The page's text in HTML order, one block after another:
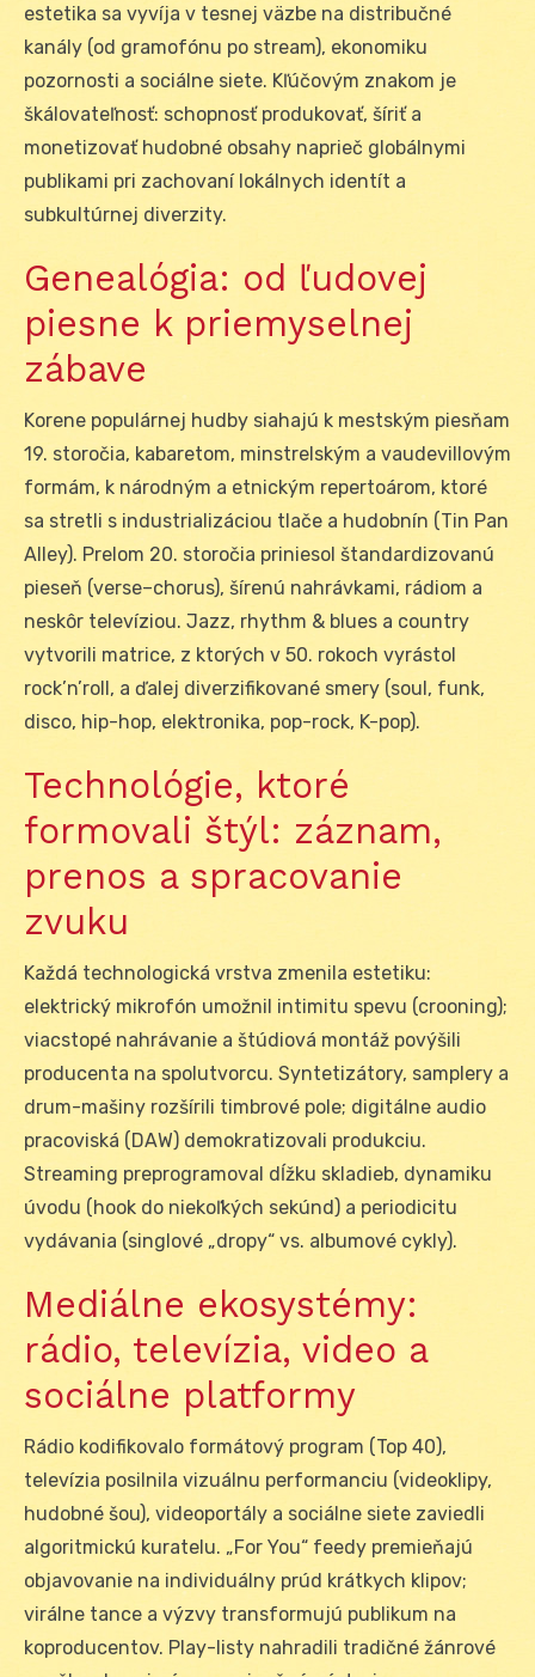
estetika sa vyvíja v tesnej väzbe na distribučné
kanály (od gramofónu po stream), ekonomiku
pozornosti a sociálne siete. Kľúčovým znakom je
škálovateľnosť: schopnosť produkovať, šíriť a
monetizovať hudobné obsahy naprieč globálnymi
publikami pri zachovaní lokálnych identít a
subkultúrnej diverzity.
Genealógia: od ľudovej
piesne k priemyselnej
zábave
Korene populárnej hudby siahajú k mestským piesňam
19. storočia, kabaretom, minstrelským a vaudevillovým
formám, k národným a etnickým repertoárom, ktoré
sa stretli s industrializáciou tlače a hudobnín (Tin Pan
Alley). Prelom 20. storočia priniesol štandardizovanú
pieseň (verse–chorus), šírenú nahrávkami, rádiom a
neskôr televíziou. Jazz, rhythm & blues a country
vytvorili matrice, z ktorých v 50. rokoch vyrástol
rock’n’roll, a ďalej diverzifikované smery (soul, funk,
disco, hip-hop, elektronika, pop-rock, K-pop).
Technológie, ktoré
formovali štýl: záznam,
prenos a spracovanie
zvuku
Každá technologická vrstva zmenila estetiku:
elektrický mikrofón umožnil intimitu spevu (crooning);
viacstopé nahrávanie a štúdiová montáž povýšili
producenta na spolutvorcu. Syntetizátory, samplery a
drum-mašiny rozšírili timbrové pole; digitálne audio
pracoviská (DAW) demokratizovali produkciu.
Streaming preprogramoval dĺžku skladieb, dynamiku
úvodu (hook do niekoľkých sekúnd) a periodicitu
vydávania (singlové „dropy“ vs. albumové cykly).
Mediálne ekosystémy:
rádio, televízia, video a
sociálne platformy
Rádio kodifikovalo formátový program (Top 40),
televízia posilnila vizuálnu performanciu (videoklipy,
hudobné šou), videoportály a sociálne siete zaviedli
algoritmickú kuratelu. „For You“ feedy premieňajú
objavovanie na individuálny prúd krátkych klipov;
virálne tance a výzvy transformujú publikum na
koproducentov. Play-listy nahradili tradičné žánrové